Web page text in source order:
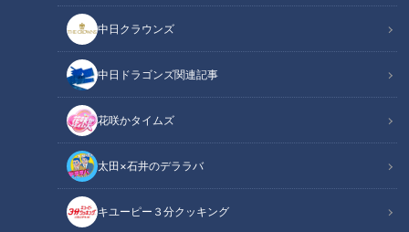
中日クラウンズ
中日ドラゴンズ関連記事
花咲かタイムズ
太田×石井のデララバ
キユーピー３分クッキング
CBCテレビ『花咲かタイムズ』うなずキング